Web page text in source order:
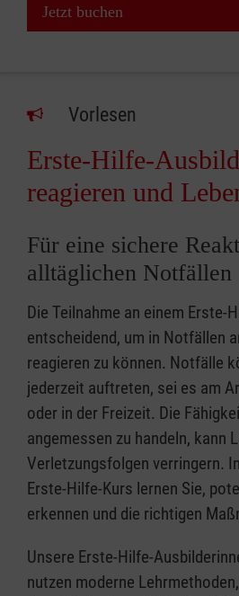
Jetzt buchen
Vorlesen
Erste-Hilfe-
reagieren und
Für eine sichere
alltäglichen Notfällen
Die Teilnahme an einem Erste-
entscheidend, um in Notfällen
reagieren zu können. Notfälle
jederzeit auftreten, sei es am
oder in der Freizeit. Die
angemessen zu handeln, kann
Verletzungsfolgen verringern.
Erste-Hilfe-Kurs lernen Sie,
erkennen und die richtigen
Unsere Erste-Hilfe-
nutzen moderne